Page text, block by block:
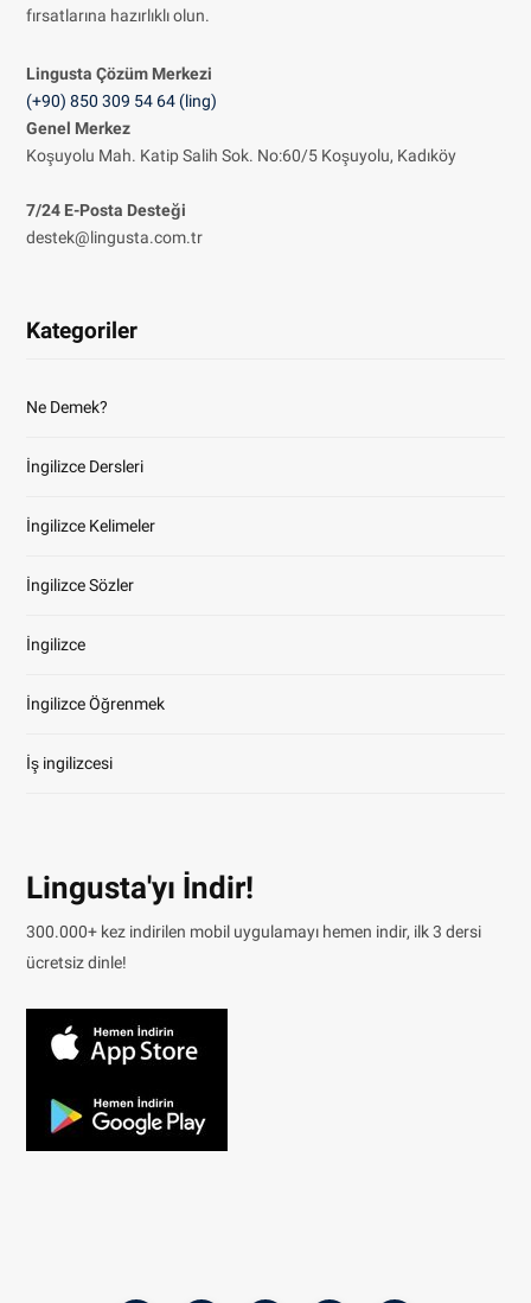
fırsatlarına hazırlıklı olun.
Lingusta Çözüm Merkezi
(+90) 850 309 54 64 (ling)
Genel Merkez
Koşuyolu Mah. Katip Salih Sok. No:60/5 Koşuyolu, Kadıköy
7/24 E-Posta Desteği
destek@lingusta.com.tr
Kategoriler
Ne Demek?
İngilizce Dersleri
İngilizce Kelimeler
İngilizce Sözler
İngilizce
İngilizce Öğrenmek
İş ingilizcesi
Lingusta'yı İndir!
300.000+ kez indirilen mobil uygulamayı hemen indir, ilk 3 dersi
ücretsiz dinle!